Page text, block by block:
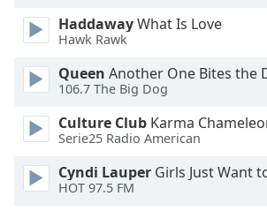
Reset
Close
Modal
End
window.
HaddawayWhat Is Love
Hawk Rawk
Queen Another One Bites the
106.7 The Big Dog
Culture Club Karma
Serie25 Radio American
Cyndi Lauper Girls Just Want
HOT 97.5 FM